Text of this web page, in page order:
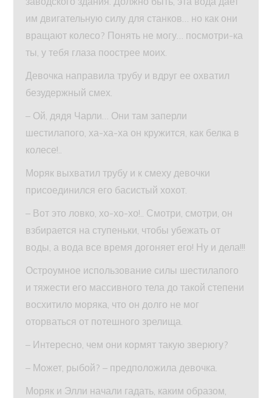
им двигательную силу для станков… но как они
вращают колесо? Понять не могу… посмотри-ка
ты, у тебя глаза поострее моих.
Девочка направила трубу и вдруг ее охватил
безудержный смех.
– Ой, дядя Чарли… Они там заперли
шестилапого, ха-ха-ха он кружится, как белка в
колесе!..
Моряк выхватил трубу и к смеху девочки
присоединился его басистый хохот.
– Вот это ловко, хо-хо-хо!.. Смотри, смотри, он
взбирается на ступеньки, чтобы убежать от
воды, а вода все время догоняет его! Ну и дела!!!
Остроумное использование силы шестилапого
и тяжести его массивного тела до такой степени
восхитило моряка, что он долго не мог
оторваться от потешного зрелища.
– Интересно, чем они кормят такую зверюгу?
– Может, рыбой? – предположила девочка.
Моряк и Элли начали гадать, каким образом,